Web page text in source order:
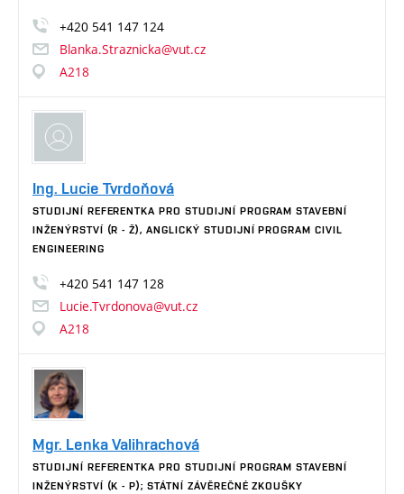
+420 541 147 124
Blanka.Straznicka@vut.cz
A218
Ing. Lucie Tvrdoňová
STUDIJNÍ REFERENTKA PRO STUDIJNÍ PROGRAM STAVEBNÍ
INŽENÝRSTVÍ (R - Ž), ANGLICKÝ STUDIJNÍ PROGRAM CIVIL
ENGINEERING
+420 541 147 128
Lucie.Tvrdonova@vut.cz
A218
Mgr. Lenka Valihrachová
STUDIJNÍ REFERENTKA PRO STUDIJNÍ PROGRAM STAVEBNÍ
INŽENÝRSTVÍ (K - P); STÁTNÍ ZÁVĚREČNÉ ZKOUŠKY